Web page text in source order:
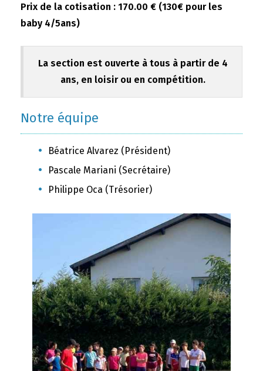
Prix de la cotisation : 170.00 € (130€ pour les
baby 4/5ans)
La section est ouverte à tous à partir de 4
ans, en loisir ou en compétition.
Notre équipe
Béatrice Alvarez (Président)
Pascale Mariani (Secrétaire)
Philippe Oca (Trésorier)